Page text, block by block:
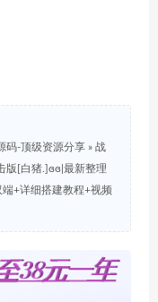
码-顶级资源分享 » 战
版[白猪.]ɞɞ|最新整理
+详细搭建教程+视频